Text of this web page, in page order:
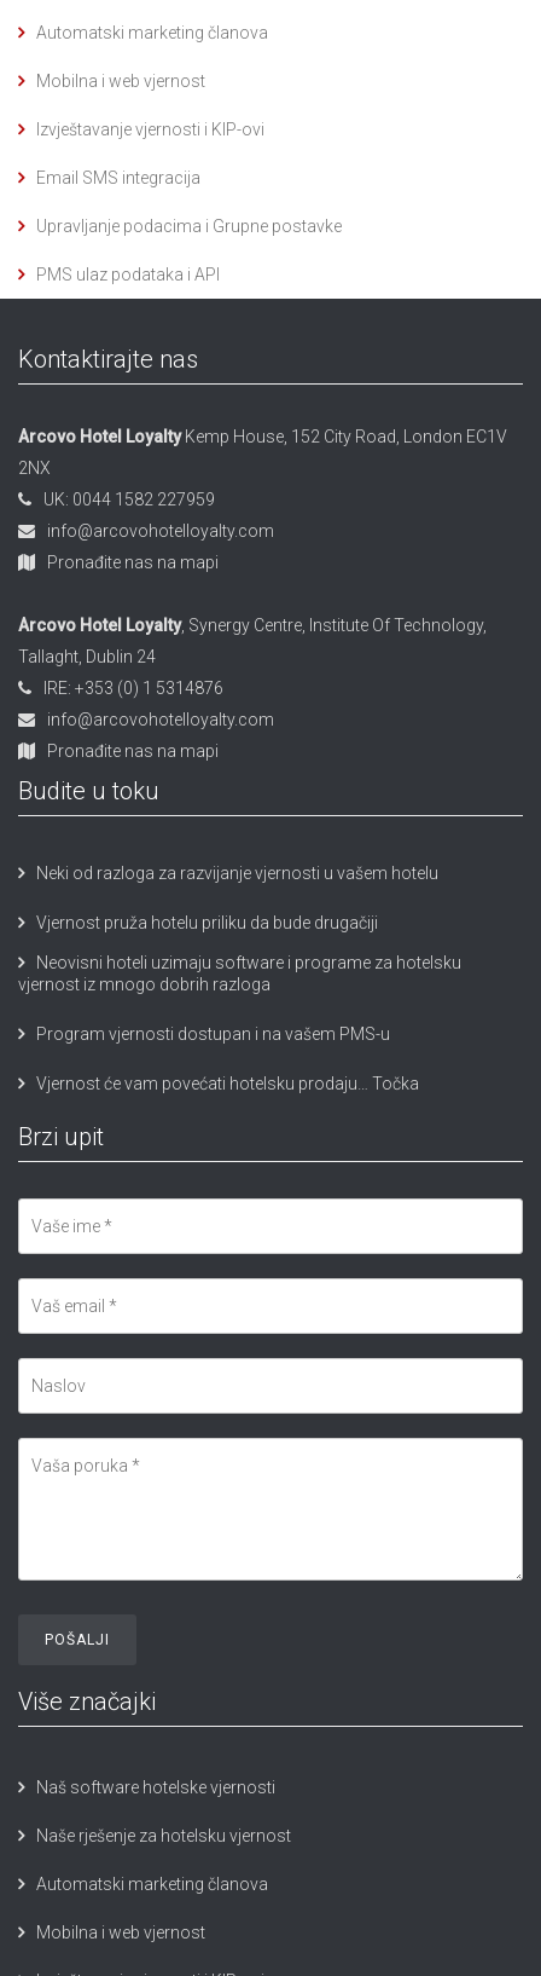
Automatski marketing članova
Mobilna i web vjernost
Izvještavanje vjernosti i KIP-ovi
Email SMS integracija
Upravljanje podacima i Grupne postavke
PMS ulaz podataka i API
Kontaktirajte nas
Arcovo Hotel LoyaltyKemp House, 152 City Road, London EC1V
2NX
UK: 0044 1582 227959
info@arcovohotelloyalty.com
Pronađite nas na mapi
Arcovo Hotel Loyalty, Synergy Centre, Institute Of Technology,
Tallaght, Dublin 24
IRE: +353 (0) 1 5314876
info@arcovohotelloyalty.com
Pronađite nas na mapi
Budite u toku
Neki od razloga za razvijanje vjernosti u vašem hotelu
Vjernost pruža hotelu priliku da bude drugačiji
Neovisni hoteli uzimaju software i programe za hotelsku
vjernost iz mnogo dobrih razloga
Program vjernosti dostupan i na vašem PMS-u
Vjernost će vam povećati hotelsku prodaju… Točka
Brzi upit
Više značajki
Naš software hotelske vjernosti
Naše rješenje za hotelsku vjernost
Automatski marketing članova
Mobilna i web vjernost